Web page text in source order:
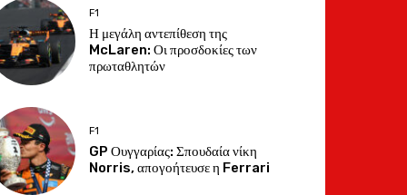
F1
Η μεγάλη αντεπίθεση της
McLaren: Οι προσδοκίες των
πρωταθλητών
F1
GP Ουγγαρίας: Σπουδαία νίκη
Norris, απογοήτευσε η Ferrari